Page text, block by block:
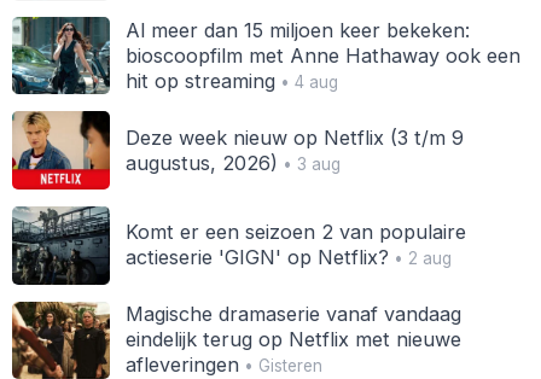
Al meer dan 15 miljoen keer bekeken:
bioscoopfilm met Anne Hathaway ook een
hit op streaming• 4 aug
Deze week nieuw op Netflix (3 t/m 9
augustus, 2026) • 3 aug
Komt er een seizoen 2 van populaire
actieserie 'GIGN' op Netflix? • 2 aug
Magische dramaserie vanaf vandaag
eindelijk terug op Netflix met nieuwe
afleveringen• Gisteren